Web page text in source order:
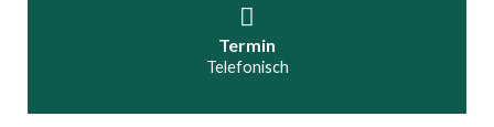
Termin
Telefonisch